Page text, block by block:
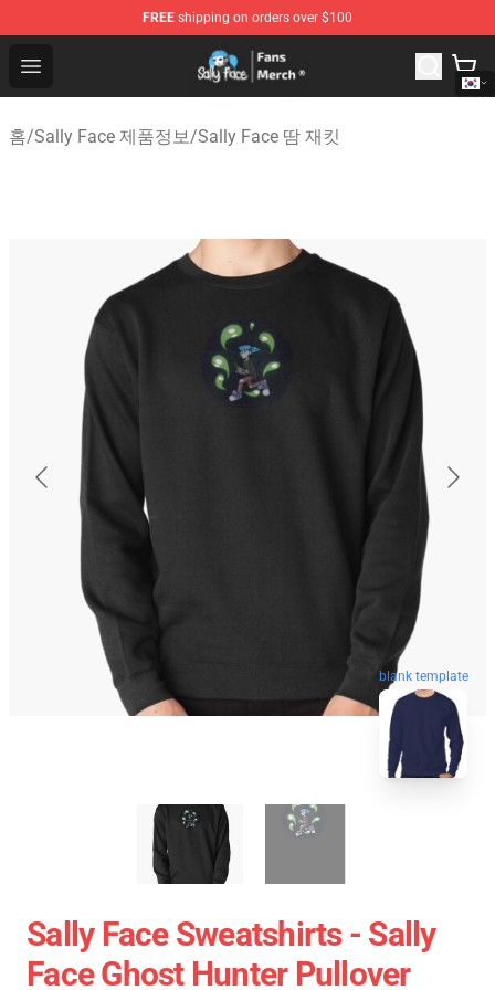
FREE shipping on orders over $100
Open menu
Sally Face Store - Official Sally Face Merchandise Shop
홈/Sally Face 제품정보/Sally Face 땀 재킷
blank template
Sally Face Sweatshirts - Sally
Face Ghost Hunter Pullover